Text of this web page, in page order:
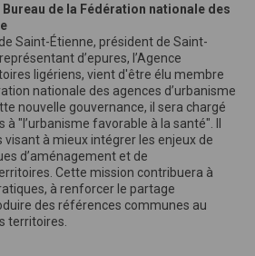
Bureau de la Fédération nationale des
Saint-Étienne, président de Saint-
d’epures, l’Agence
ligériens, vient d'être élu membre
nationale des agences d’urbanisme
nouvelle gouvernance, il sera chargé
"l’urbanisme favorable à la santé". Il
visant à mieux intégrer les enjeux de
d’aménagement et de
Cette mission contribuera à
à renforcer le partage
des références communes au
territoires.